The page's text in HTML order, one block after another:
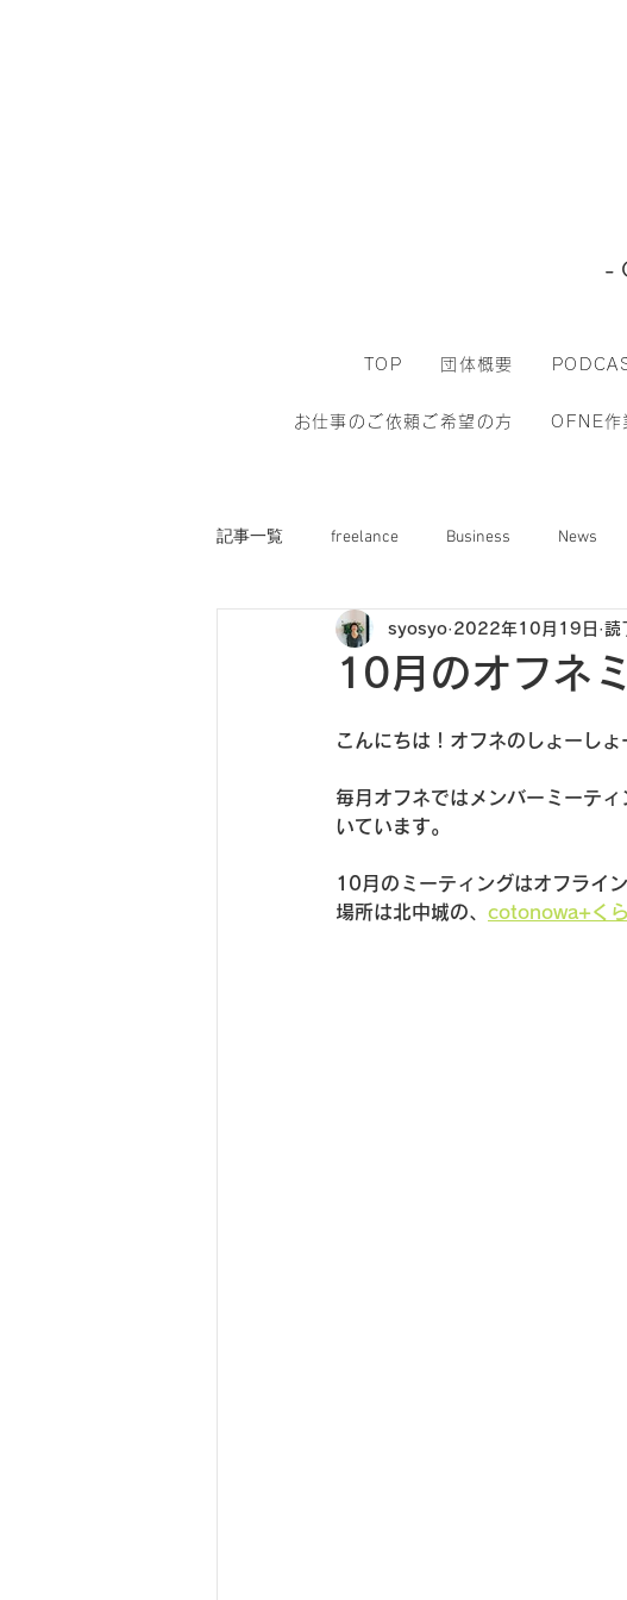
-
TOP 団体概要
お仕事のご依頼ご希望の方 OFNE作
記事一覧 freelance Business News
OFNE船長のぼやき OFNE
10月のオフネ
syosyo 2022年10月19日 読
こんにちは！オフネのしょーしょ
毎月オフネではメンバーミーテ
いています。
10月のミーティングはオフライ
場所は北中城の、 cotonowa+く